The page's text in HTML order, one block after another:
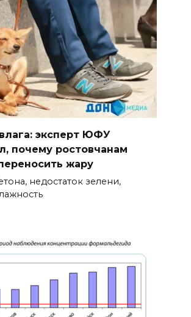
эксперт ЮФУ
почему ростовчанам
жару
недостаток зелени,